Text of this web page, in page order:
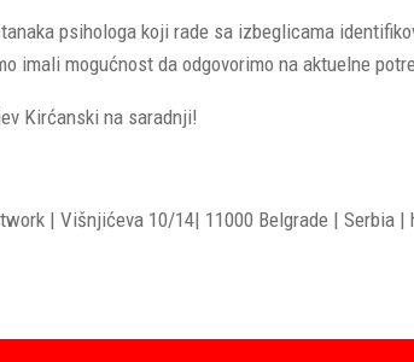
psihologa koji rade sa izbeglicama
imali mogućnost da odgovorimo na aktuelne
Kirćanski na saradnji!
| Višnjićeva 10/14| 11000 Belgrade | Serbia